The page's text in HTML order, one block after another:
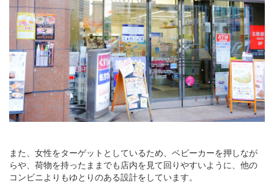
また、女性をターゲットとしているため、ベビーカーを押しなが
らや、荷物を持ったままでも店内を見て回りやすいように、他の
コンビニよりもゆとりのある設計をしています。